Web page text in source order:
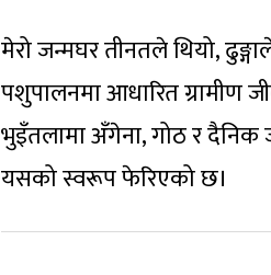
मेरो जन्मघर तीनतले थियो,
पशुपालनमा आधारित ग्रामीण
भुइँतलामा अँगेना, गोठ र दैनिक
यसको स्वरूप फेरिएको छ।